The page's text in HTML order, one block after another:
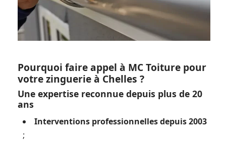
Pourquoi faire appel à MC Toiture pour
votre zinguerie à Chelles ?
Une expertise reconnue depuis plus de 20
ans
Interventions professionnelles depuis 2003
;